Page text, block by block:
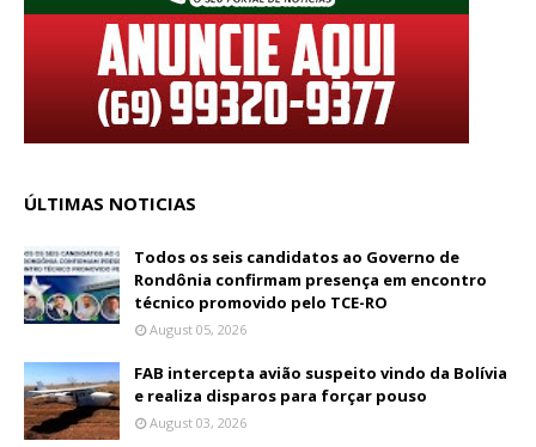
ÚLTIMAS NOTICIAS
Todos os seis candidatos ao Governo de
Rondônia confirmam presença em encontro
técnico promovido pelo TCE-RO
August 05, 2026
FAB intercepta avião suspeito vindo da Bolívia
e realiza disparos para forçar pouso
August 03, 2026